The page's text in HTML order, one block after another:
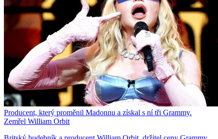
Producent, který proměnil Madonnu a získal s ní tři Grammy.
Zemřel William Orbit